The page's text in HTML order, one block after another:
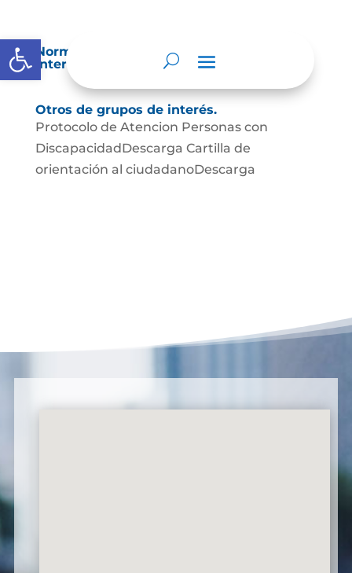
Abrir barra de herramientas
Normatividad especial que les aplique de
interés.
Otros de grupos de interés.
Protocolo de Atencion Personas con
DiscapacidadDescarga Cartilla de
orientación al ciudadanoDescarga